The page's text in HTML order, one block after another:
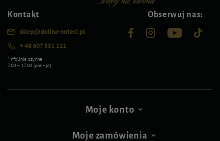
Kontakt
sklep@dolina-noteci.pl
+ 48 607 551 111
*Infolinia czynna
7:00 – 17:00 (pon–pt)
Obserwuj nas:
Moje konto
Moje zamówienia